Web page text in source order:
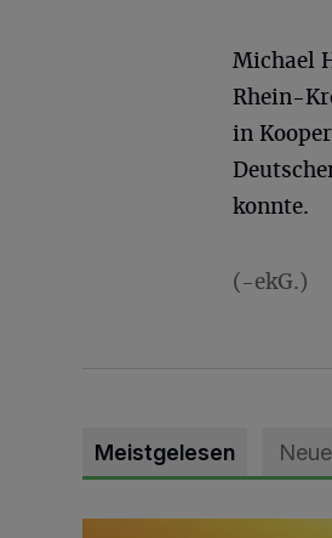
Michael
Rhein-
in
konnte.
(-ekG.)
Meistgelesen